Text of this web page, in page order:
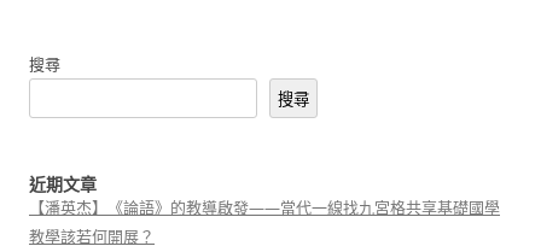
搜尋
搜尋
近期文章
【潘英杰】《論語》的教導啟發——當代一線找九宮格共享基礎國學
教學該若何開展？